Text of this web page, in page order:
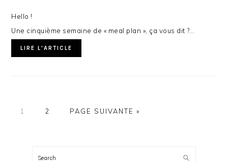
Hello !
Une cinquième semaine de « meal plan », ça vous dit ?…
LIRE L'ARTICLE
PAGE
1 PAGE
2
ALLER
PAGE SUIVANTE »
LATÉRALE
Search